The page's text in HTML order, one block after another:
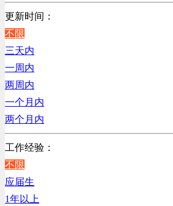
电力电气/能源/自动化
程序/语言开发类
行政/后勤/文秘类
销售类
人力资源类
互联网/电子商务/游戏类
建筑装潢/市政建设类
通信/移动互联网/手机类
技工/维修类
房地产开发/物业管理类
生产/加工/认证类
综合技术类
更新时间：
不限
三天内
一周内
两周内
一个月内
两个月内
工作经验：
不限
应届生
1年以上